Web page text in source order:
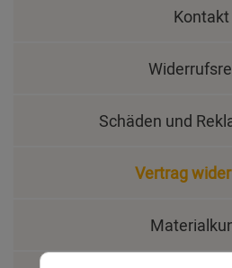
Kontakt
Schäden und
Vertrag